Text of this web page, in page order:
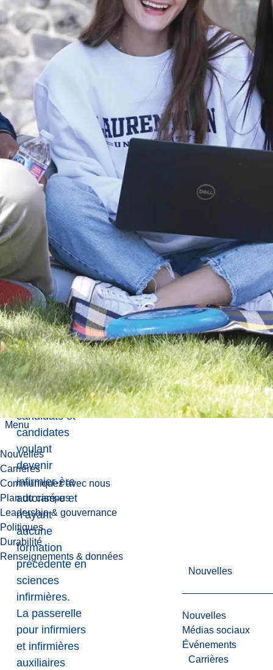
Menu
Nouvelles
Carrières
Communiquez avec nous
Plan du campus
Leadership & gouvernance
Politiques
Durabilité
Renseignements & données
Nouvelles
Nouvelles
Médias sociaux
Événements
Carrières
soins de santé
primaireou
Maîtrise
en
administration
de la santé
L’École des
sciences
infirmières
offre aussi
deux autres
baccalauréats
en sciences
infirmières :
Le
baccalauréat
en sciences
infirmières -
formation
initialeest un
programme de
4 ans à temps
plein pour les
candidats et
candidates
voulant
devenir
infirmier-ère
autorisé-e et
n’ayant
aucune
formation
précédente en
sciences
infirmières.
La passerelle
pour infirmiers
et infirmières
auxiliaires